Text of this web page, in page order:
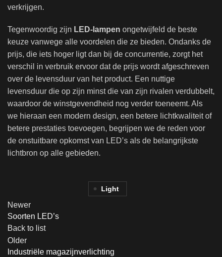
verkrijgen.
Tegenwoordig zijn LED-lampen ongetwijfeld de beste
keuze vanwege alle voordelen die ze bieden. Ondanks de
prijs, die iets hoger ligt dan bij de concurrentie, zorgt het
verschil in verbruik ervoor dat de prijs wordt afgeschreven
over de levensduur van het product. Een nuttige
levensduur die op zijn minst die van zijn rivalen verdubbelt,
waardoor de winstgevendheid nog verder toeneemt. Als
we hieraan een modern design, een betere lichtkwaliteit of
betere prestaties toevoegen, begrijpen we de reden voor
de onstuitbare opkomst van LED’s als de belangrijkste
lichtbron op alle gebieden.
Light
Newer
Soorten LED’s
Back to list
Older
Industriële magazijnverlichting